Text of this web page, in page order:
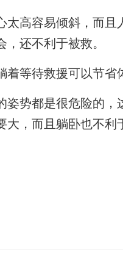
高容易倾斜，而且
还不利于被救。
等待救援可以节省
势都是很危险的，
大，而且躺卧也不